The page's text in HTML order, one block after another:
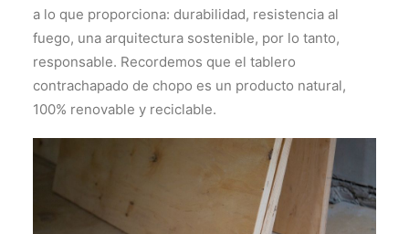
a lo que proporciona: durabilidad, resistencia al
fuego, una arquitectura sostenible, por lo tanto,
responsable. Recordemos que el tablero
contrachapado de chopo es un producto natural,
100% renovable y reciclable.